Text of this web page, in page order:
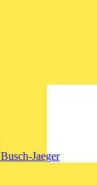
Busch-Jaeger